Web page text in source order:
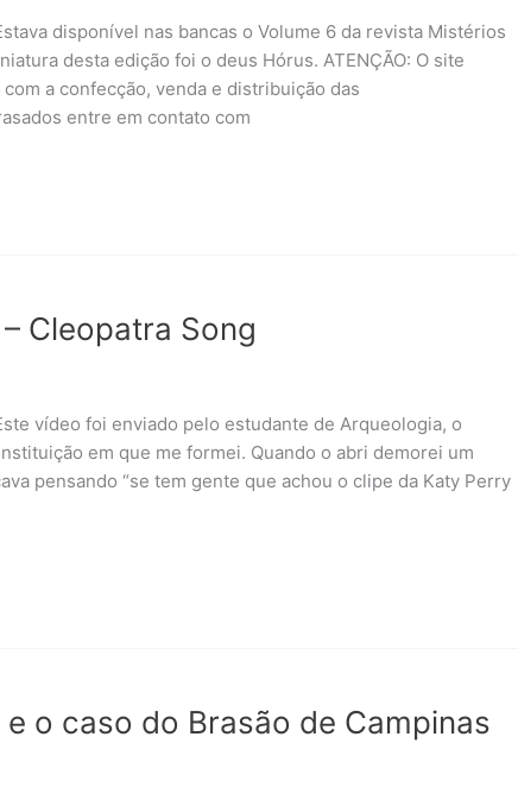
disponível nas bancas o Volume 6 da revista Mistérios
desta edição foi o deus Hórus. ATENÇÃO: O site
a confecção, venda e distribuição das
entre em contato com
Cleopatra Song
vídeo foi enviado pelo estudante de Arqueologia, o
em que me formei. Quando o abri demorei um
pensando “se tem gente que achou o clipe da Katy Perry
e o caso do Brasão de Campinas